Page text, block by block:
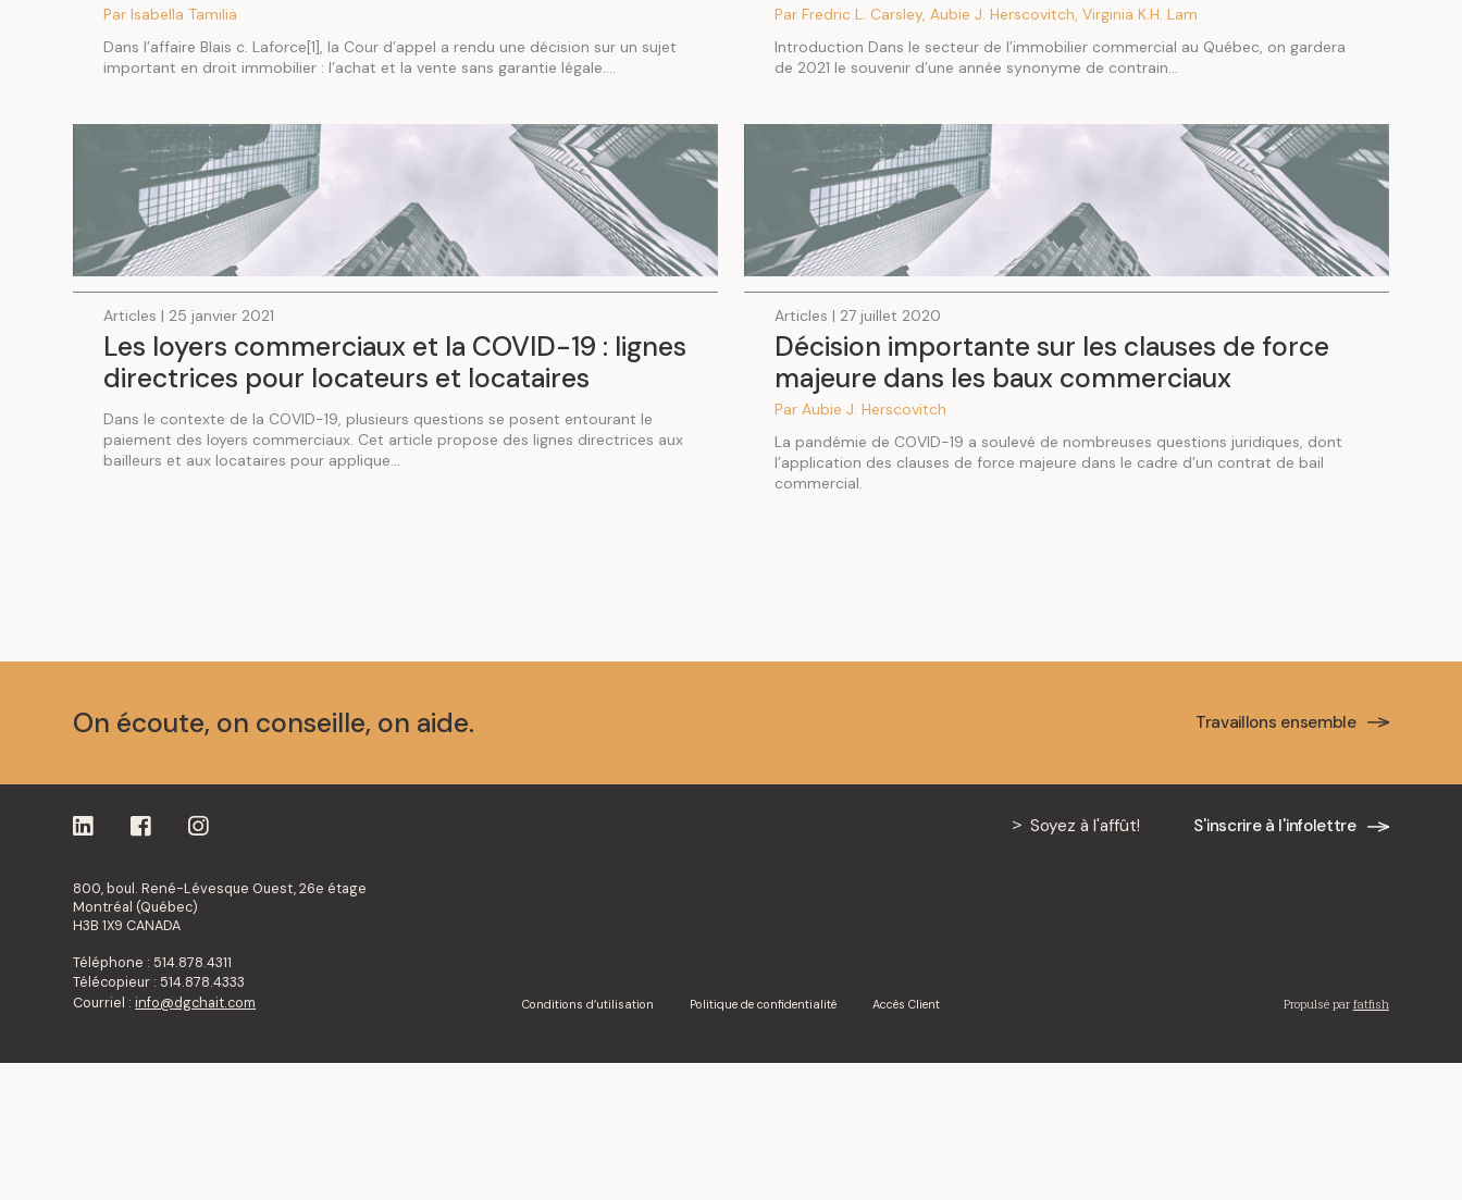
Par Isabella Tamilia
Dans l’affaire Blais c. Laforce[1], la Cour d’appel a rendu une décision sur un sujet
important en droit immobilier : l’achat et la vente sans garantie légale....
Par Fredric L. Carsley, Aubie J. Herscovitch, Virginia K.H. Lam
Introduction Dans le secteur de l’immobilier commercial au Québec, on gardera
de 2021 le souvenir d’une année synonyme de contrain...
Articles | 25 janvier 2021
Les loyers commerciaux et la COVID-19 : lignes
directrices pour locateurs et locataires
Dans le contexte de la COVID-19, plusieurs questions se posent entourant le
paiement des loyers commerciaux. Cet article propose des lignes directrices aux
bailleurs et aux locataires pour applique...
Articles | 27 juillet 2020
Décision importante sur les clauses de force
majeure dans les baux commerciaux
Par Aubie J. Herscovitch
La pandémie de COVID-19 a soulevé de nombreuses questions juridiques, dont
l’application des clauses de force majeure dans le cadre d’un contrat de bail
commercial.
On écoute, on conseille, on aide. Travaillons ensemble
Soyez à l'affût! S'inscrire à l'infolettre
800, boul. René-Lévesque Ouest, 26e étage
Montréal (Québec)
H3B 1X9 CANADA
Téléphone : 514.878.4311
Télécopieur : 514.878.4333
Courriel :info@dgchait.com Conditions d’utilisation Politique de confidentialité Accès Client Propulsé par fatfish